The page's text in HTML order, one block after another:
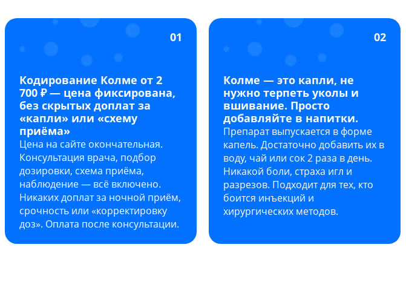
01
Кодирование Колме от 2
700 ₽ — цена фиксирована,
без скрытых доплат за
«капли» или «схему
приёма»
Цена на сайте окончательная.
Консультация врача, подбор
дозировки, схема приёма,
наблюдение — всё включено.
Никаких доплат за ночной приём,
срочность или «корректировку
доз». Оплата после консультации.
02
Колме — это капли, не
нужно терпеть уколы и
вшивание. Просто
добавляйте в напитки.
Препарат выпускается в форме
капель. Достаточно добавить их в
воду, чай или сок 2 раза в день.
Никакой боли, страха игл и
разрезов. Подходит для тех, кто
боится инъекций и
хирургических методов.